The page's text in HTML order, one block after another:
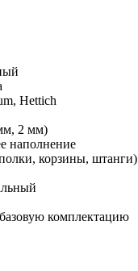
Hettich
2 мм)
наполнение
корзины, штанги)
базовую комплектацию